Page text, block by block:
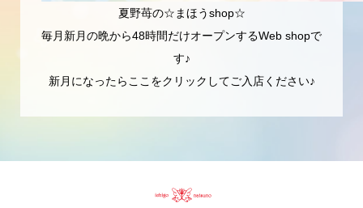
夏野苺の☆まほうshop☆
毎月新月の晩から48時間だけオープンするWeb shopで
す♪
新月になったらここをクリックしてご入店ください♪